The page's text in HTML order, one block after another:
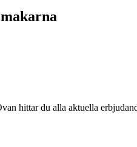
hittar du alla aktuella